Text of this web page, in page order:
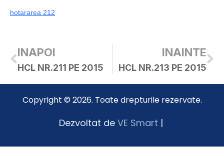
hotararea 212
INAPOI
HCL NR.211 PE 2015
INAINTE
HCL NR.213 PE 2015
Copyright © 2026. Toate drepturile rezervate.
Dezvoltat de VE Smart |